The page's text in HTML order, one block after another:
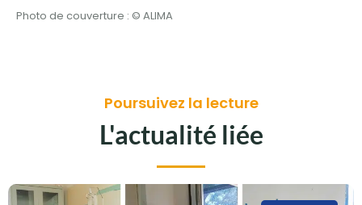
Photo de couverture : © ALIMA
Poursuivez la lecture
L'actualité liée